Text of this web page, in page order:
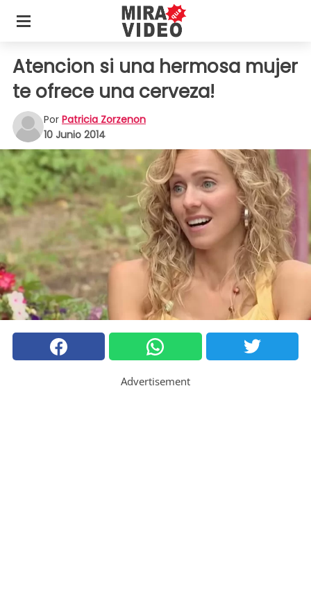
Atencion si una hermosa mujer
te ofrece una cerveza!
Por Patricia Zorzenon
10 Junio 2014
Advertisement